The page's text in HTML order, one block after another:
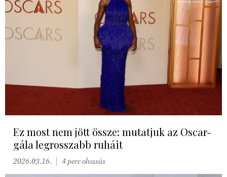
Ez most nem jött össze: mutatjuk az Oscar-
gála legrosszabb ruháit
2026.03.16. 4 perc olvasás